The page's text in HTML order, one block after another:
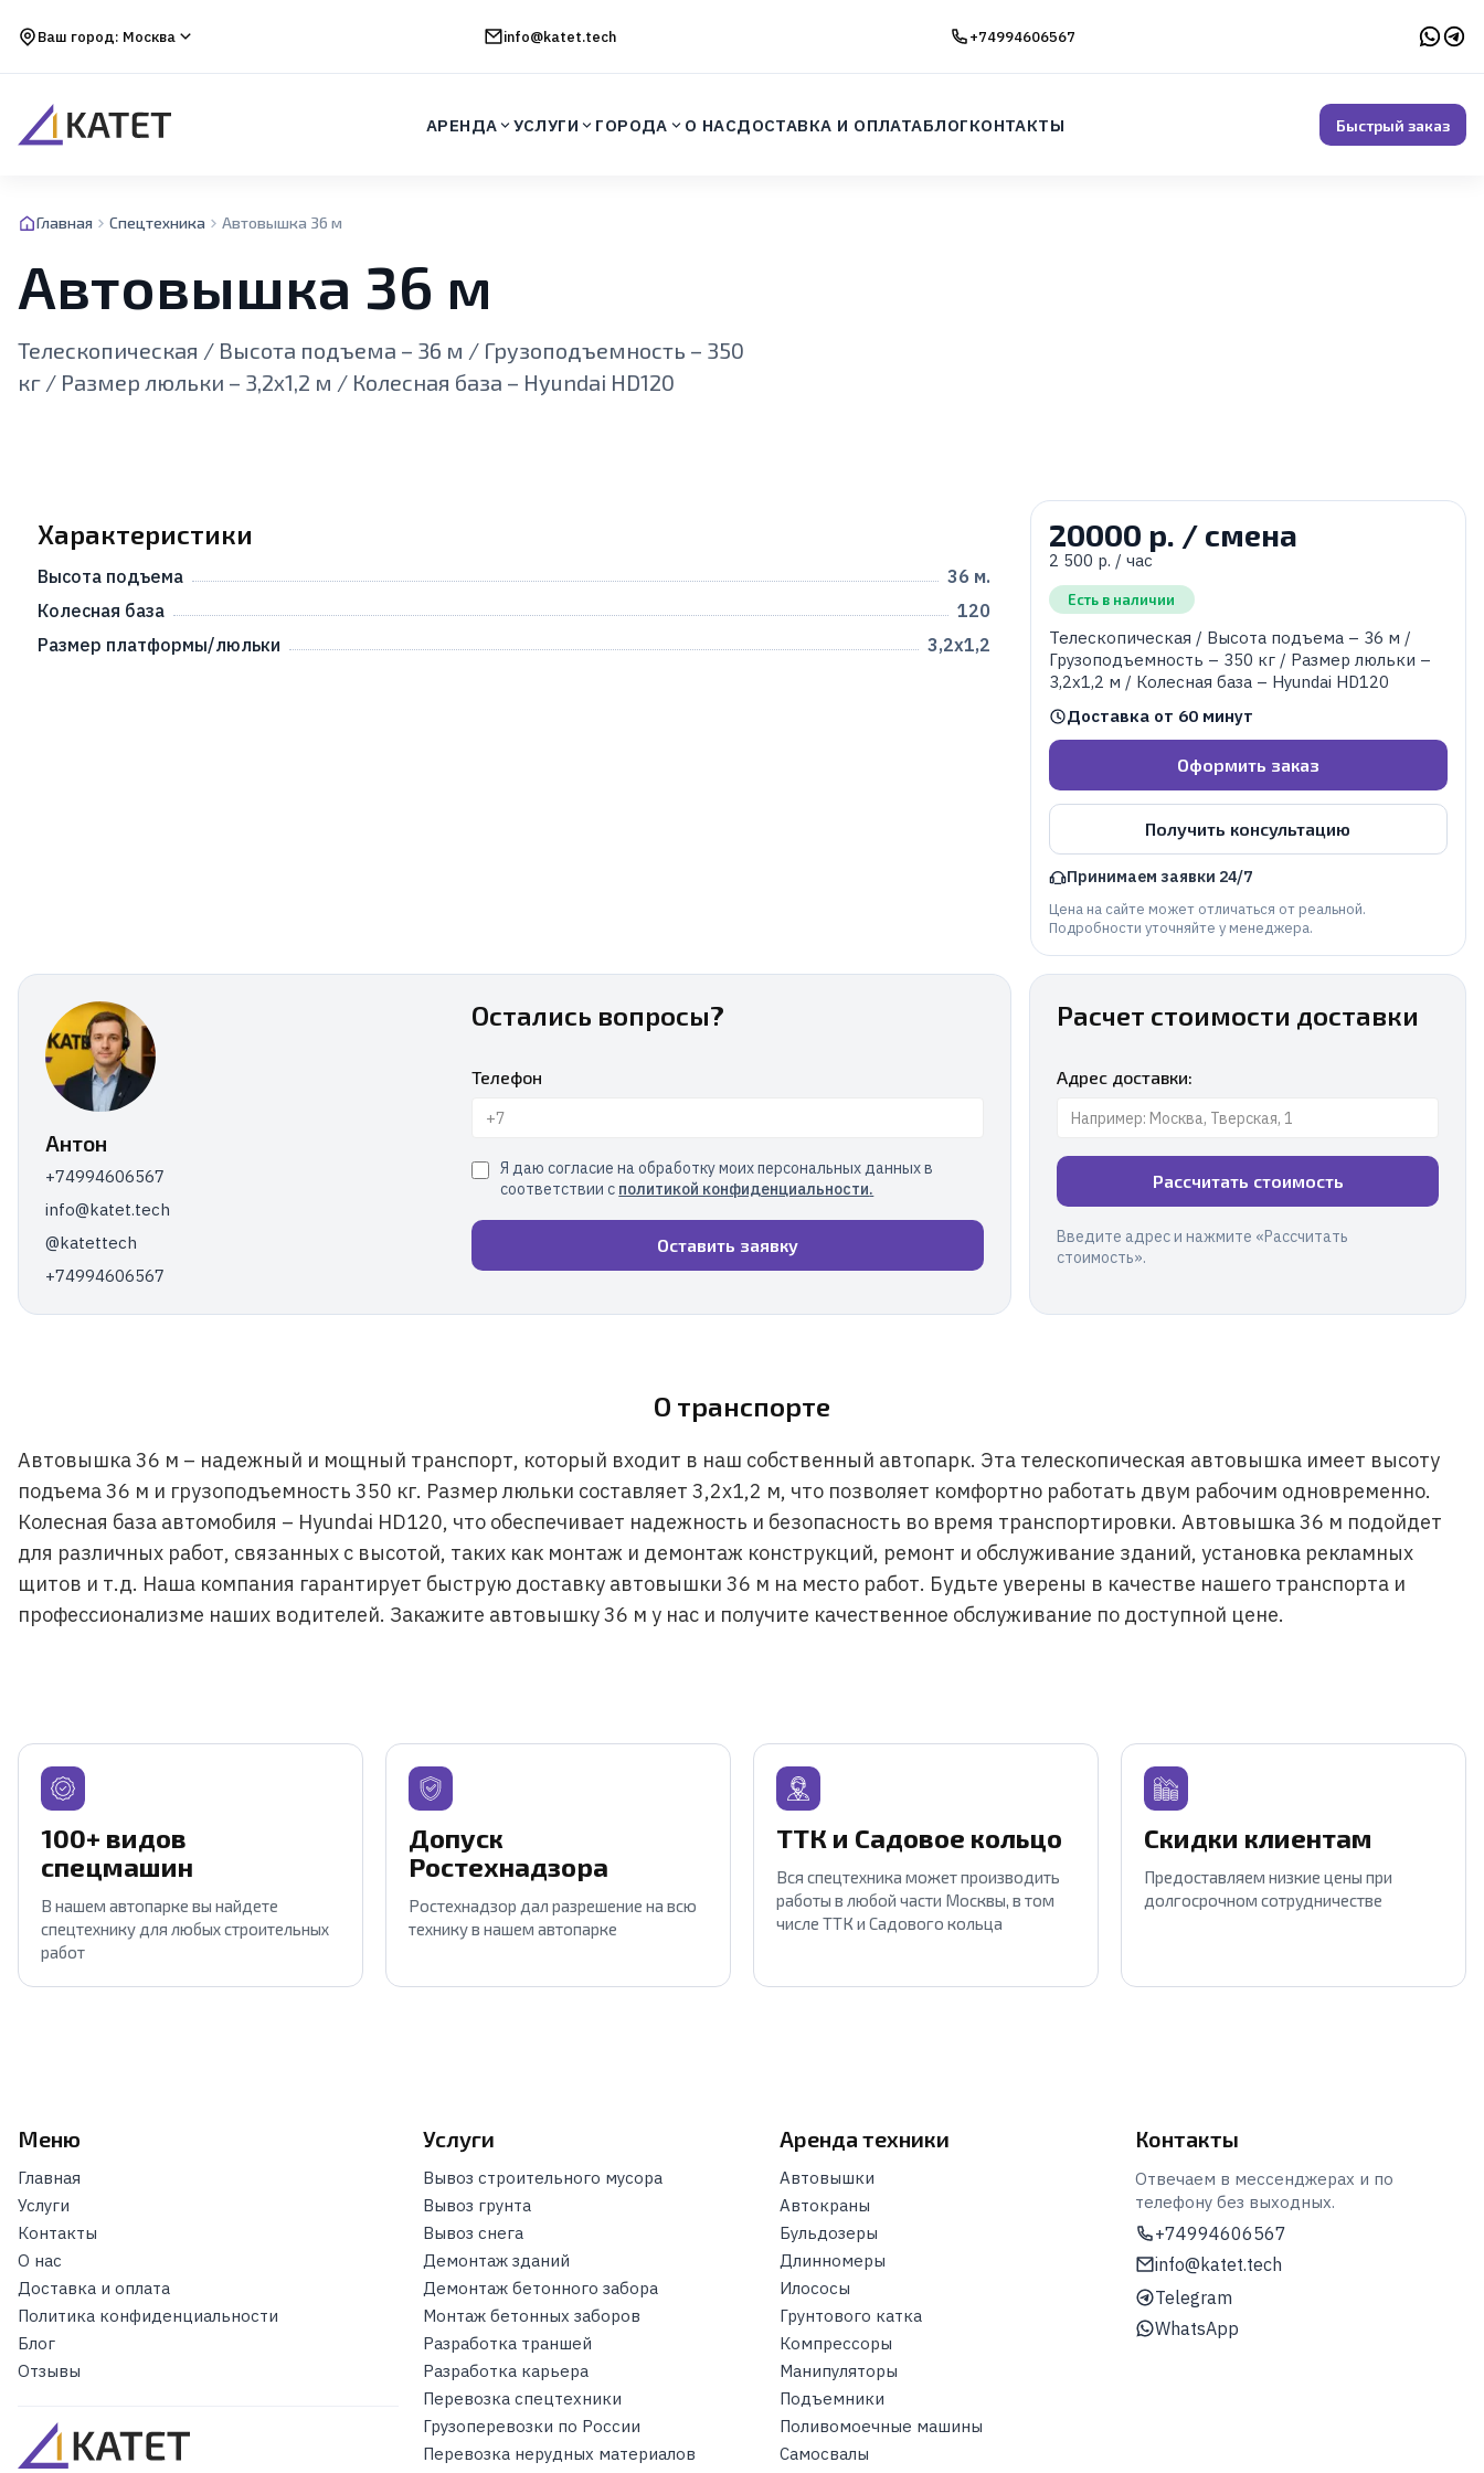
Ваш город: Москва info@katet.tech +74994606567
АРЕНДА УСЛУГИ ГОРОДА О НАСДОСТАВКА И ОПЛАТАБЛОГКОНТАКТЫ Быстрый заказ
Главная Спецтехника Автовышка 36 м
Автовышка 36 м
Телескопическая / Высота подъема – 36 м / Грузоподъемность – 350
кг / Размер люльки – 3,2х1,2 м / Колесная база – Hyundai HD120
Характеристики
Высота подъема
36 м.
Колесная база
120
Размер платформы/люльки
3,2х1,2
20000 р. / смена
2 500 р. / час
Есть в наличии
Телескопическая / Высота подъема – 36 м /
Грузоподъемность – 350 кг / Размер люльки –
3,2х1,2 м / Колесная база – Hyundai HD120
Доставка от 60 минут
Оформить заказ
Получить консультацию
Принимаем заявки 24/7
Цена на сайте может отличаться от реальной.
Подробности уточняйте у менеджера.
Антон
+74994606567
info@katet.tech
@katettech
+74994606567
Остались вопросы?
Телефон
Я даю согласие на обработку моих персональных данных в
соответствии с политикой конфиденциальности.
Оставить заявку
Расчет стоимости доставки
Адрес доставки:
Рассчитать стоимость
Введите адрес и нажмите «Рассчитать
стоимость».
О транспорте
Автовышка 36 м – надежный и мощный транспорт, который входит в наш собственный автопарк. Эта телескопическая автовышка имеет высоту
подъема 36 м и грузоподъемность 350 кг. Размер люльки составляет 3,2х1,2 м, что позволяет комфортно работать двум рабочим одновременно.
Колесная база автомобиля – Hyundai HD120, что обеспечивает надежность и безопасность во время транспортировки. Автовышка 36 м подойдет
для различных работ, связанных с высотой, таких как монтаж и демонтаж конструкций, ремонт и обслуживание зданий, установка рекламных
щитов и т.д. Наша компания гарантирует быструю доставку автовышки 36 м на место работ. Будьте уверены в качестве нашего транспорта и
профессионализме наших водителей. Закажите автовышку 36 м у нас и получите качественное обслуживание по доступной цене.
100+ видов
спецмашин
В нашем автопарке вы найдете
спецтехнику для любых строительных
работ
Допуск
Ростехнадзора
Ростехнадзор дал разрешение на всю
технику в нашем автопарке
ТТК и Садовое кольцо
Вся спецтехника может производить
работы в любой части Москвы, в том
числе ТТК и Садового кольца
Скидки клиентам
Предоставляем низкие цены при
долгосрочном сотрудничестве
Меню
Главная
Услуги
Контакты
О нас
Доставка и оплата
Политика конфиденциальности
Блог
Отзывы
Услуги
Вывоз строительного мусора
Вывоз грунта
Вывоз снега
Демонтаж зданий
Демонтаж бетонного забора
Монтаж бетонных заборов
Разработка траншей
Разработка карьера
Перевозка спецтехники
Грузоперевозки по России
Перевозка нерудных материалов
Аренда техники
Автовышки
Автокраны
Бульдозеры
Длинномеры
Илососы
Грунтового катка
Компрессоры
Манипуляторы
Подъемники
Поливомоечные машины
Самосвалы
Контакты
Отвечаем в мессенджерах и по
телефону без выходных.
+74994606567
info@katet.tech
Telegram
WhatsApp